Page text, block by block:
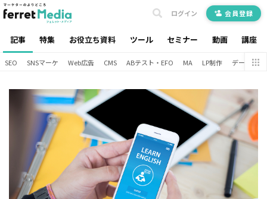
記事 特集 お役立ち資料 ツール セミナー 動画 講座
ログイン 会員登録
SEO SNSマーケ Web広告 CMS ABテスト・EFO MA LP制作 データ分析